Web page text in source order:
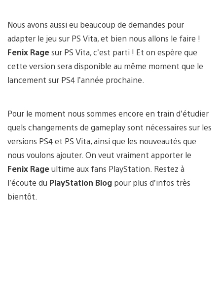
Nous avons aussi eu beaucoup de demandes pour
adapter le jeu sur PS Vita, et bien nous allons le faire !
Fenix Ragesur PS Vita, c’est parti ! Et on espère que
cette version sera disponible au même moment que le
lancement sur PS4 l’année prochaine.
Pour le moment nous sommes encore en train d’étudier
quels changements de gameplay sont nécessaires sur les
versions PS4 et PS Vita, ainsi que les nouveautés que
nous voulons ajouter. On veut vraiment apporter le
Fenix Rageultime aux fans PlayStation. Restez à
l’écoute du PlayStation Blog pour plus d’infos très
bientôt.